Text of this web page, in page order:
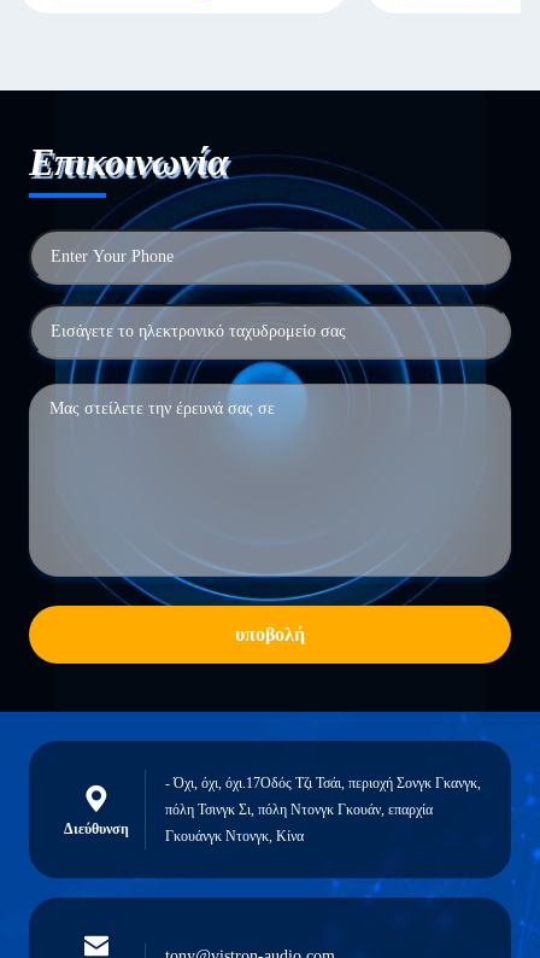
Επικοινωνία
υποβολή
Διεύθυνση
- Όχι, όχι, όχι.17Οδός Τζι Τσάι, περιοχή Σονγκ Γκανγκ,
πόλη Τσινγκ Σι, πόλη Ντονγκ Γκουάν, επαρχία
Γκουάνγκ Ντονγκ, Κίνα